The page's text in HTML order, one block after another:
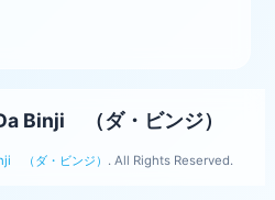
Binji （ダ・ビンジ）
（ダ・ビンジ） . All Rights Reserved.